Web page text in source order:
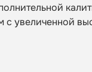
увеличенной